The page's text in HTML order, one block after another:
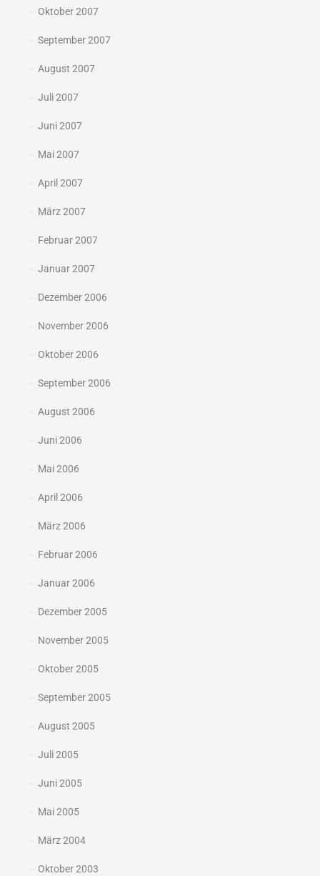
Oktober 2007
September 2007
August 2007
Juli 2007
Juni 2007
Mai 2007
April 2007
März 2007
Februar 2007
Januar 2007
Dezember 2006
November 2006
Oktober 2006
September 2006
August 2006
Juni 2006
Mai 2006
April 2006
März 2006
Februar 2006
Januar 2006
Dezember 2005
November 2005
Oktober 2005
September 2005
August 2005
Juli 2005
Juni 2005
Mai 2005
März 2004
Oktober 2003